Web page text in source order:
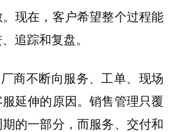
现在，客户希望整个过程能
追踪和复盘。
商不断向服务、工单、现场
延伸的原因。销售管理只覆
的一部分，而服务、交付和